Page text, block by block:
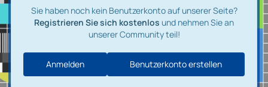
Sie haben noch kein Benutzerkonto auf unserer Seite?
Registrieren Sie sich kostenlos und nehmen Sie an
unserer Community teil!
Benutzerkonto erstellen
Anmelden